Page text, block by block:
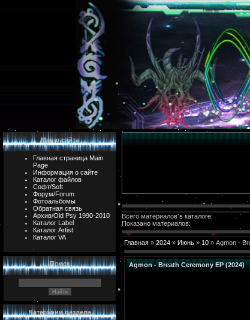
Меню сайта
Главная страница Main
Page
Информация о сайте
Каталог файлов
Софт/Soft
Форум/Forum
Фотоальбомы
Обратная связь
Архив/Old Psy 1990-2010
Каталог Label
Каталог Artist
Каталог VA
Поиск
Категории раздела
Всего материалов в каталоге:
Показано материалов:
Главная » 2024 » Июнь » 10 » Agmon -
Agmon - Breath Ceremony EP (2024)